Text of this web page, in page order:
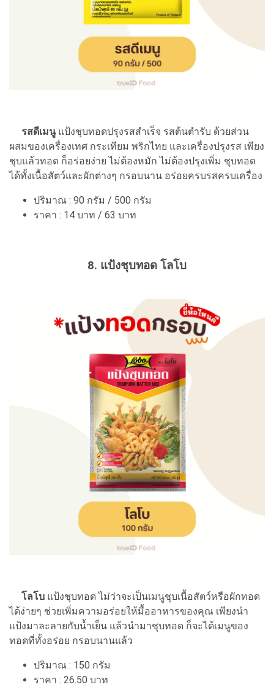
รสดีเมนูแป้งชุบทอดปรุงรสสำเร็จ รสต้นตำรับ ด้วยส่วน
ผสมของเครื่องเทศ กระเทียม พริกไทย และเครื่องปรุงรส เพียง
ชุบแล้วทอด ก็อร่อยง่าย ไม่ต้องหมัก ไม่ต้องปรุงเพิ่ม ชุบทอด
ได้ทั้งเนื้อสัตว์และผักต่างๆ กรอบนาน อร่อยครบรสครบเครื่อง
ปริมาณ : 90 กรัม / 500 กรัม
ราคา : 14 บาท / 63 บาท
8. แป้งชุบทอด โลโบ
โลโบ แป้งชุบทอด ไม่ว่าจะเป็นเมนูชุบเนื้อสัตว์หรือผักทอด
ได้ง่ายๆ ช่วยเพิ่มความอร่อยให้มื้ออาหารของคุณ เพียงนำ
แป้งมาละลายกับน้ำเย็น แล้วนำมาชุบทอด ก็จะได้เมนูของ
ทอดที่ทั้งอร่อย กรอบนานแล้ว
ปริมาณ : 150 กรัม
ราคา : 26.50 บาท